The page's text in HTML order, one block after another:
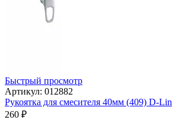
Быстрый просмотр
Артикул: 012882
Рукоятка для смесителя 40мм (409) D-Lin
260 ₽